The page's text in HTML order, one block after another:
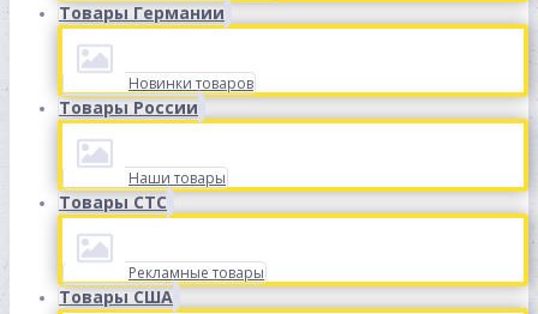
Товары Германии
Новинки товаров
Товары России
Наши товары
Товары СТС
Рекламные товары
Товары США